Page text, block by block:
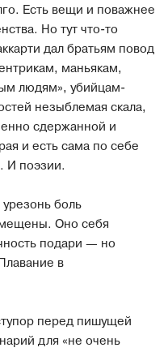
Есть вещи и поважнее
Но тут что-то
дал братьям повод
маньякам,
людям», убийцам-
незыблемая скала,
сдержанной и
и есть сама по себе
И поэзии.
боль
Оно себя
подари — но
в
перед пишущей
для «не очень